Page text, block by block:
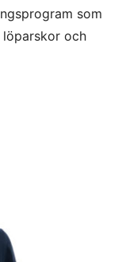
som
och